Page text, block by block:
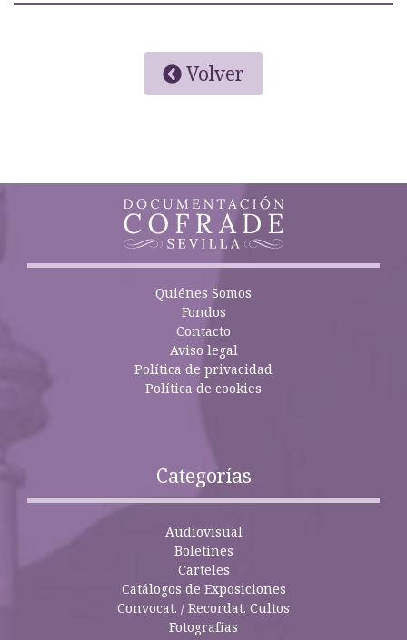
Volver
Quiénes Somos
Fondos
Contacto
Aviso legal
Política de privacidad
Política de cookies
Categorías
Audiovisual
Boletines
Carteles
Catálogos de Exposiciones
Convocat. / Recordat. Cultos
Fotografías